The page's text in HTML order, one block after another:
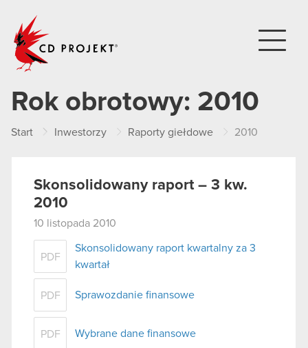
Rok obrotowy: 2010
Start Inwestorzy Raporty giełdowe 2010
Skonsolidowany raport – 3 kw.
2010
10 listopada 2010
PDF
Skonsolidowany raport kwartalny za 3
kwartał
PDF Sprawozdanie finansowe
PDF Wybrane dane finansowe